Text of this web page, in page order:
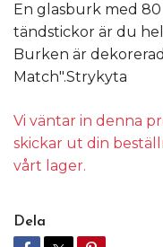
En glasburk med
tändstickor är du
Burken är
Match".Strykyta
Vi väntar in denna
skickar ut din
vårt lager.
Dela